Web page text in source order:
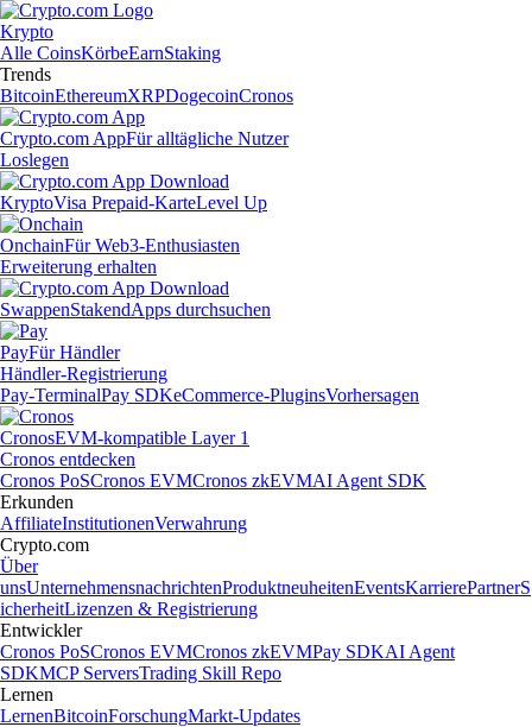
Krypto
Alle CoinsKörbeEarnStaking
Trends
BitcoinEthereumXRPDogecoinCronos
Crypto.com AppFür alltägliche Nutzer
Loslegen
KryptoVisa Prepaid-KarteLevel Up
OnchainFür Web3-Enthusiasten
Erweiterung erhalten
SwappenStakendApps durchsuchen
PayFür Händler
Händler-Registrierung
Pay-TerminalPay SDKeCommerce-PluginsVorhersagen
CronosEVM-kompatible Layer 1
Cronos entdecken
Cronos PoSCronos EVMCronos zkEVMAI Agent SDK
Erkunden
AffiliateInstitutionenVerwahrung
Crypto.com
Über
unsUnternehmensnachrichtenProduktneuheitenEventsKarrierePartnerS
icherheitLizenzen & Registrierung
Entwickler
Cronos PoSCronos EVMCronos zkEVMPay SDKAI Agent
SDKMCP ServersTrading Skill Repo
Lernen
LernenBitcoinForschungMarkt-Updates